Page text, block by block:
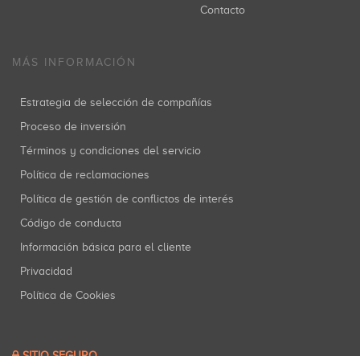
Contacto
MÁS INFORMACIÓN
Estrategia de selección de compañías
Proceso de inversión
Términos y condiciones del servicio
Política de reclamaciones
Política de gestión de conflictos de interés
Código de conducta
Información básica para el cliente
Privacidad
Política de Cookies